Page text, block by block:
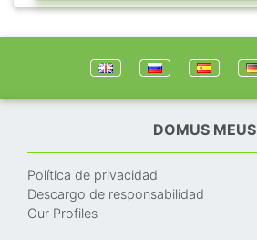
DOMUS MEUS
Política de privacidad
Descargo de responsabilidad
Our Profiles